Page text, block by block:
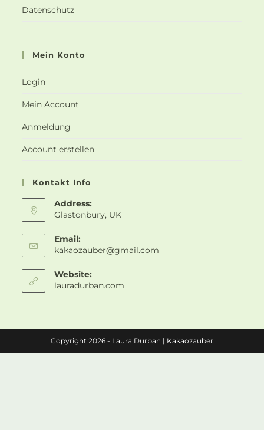
Datenschutz
Mein Konto
Login
Mein Account
Anmeldung
Account erstellen
Kontakt Info
Address:
Glastonbury, UK
Email:
kakaozauber@gmail.com
Website:
lauradurban.com
Copyright 2026 - Laura Durban | Kakaozauber